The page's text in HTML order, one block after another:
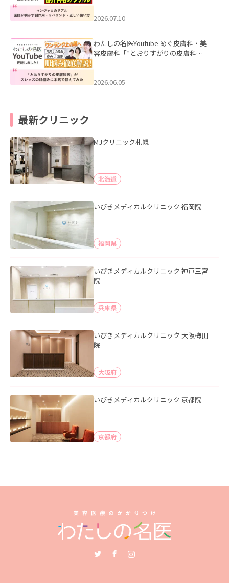
た。
2026.07.10
わたしの名医Youtube めぐ皮膚科・美
容皮膚科「”とおりすがりの皮膚科
2026.06.05
最新クリニック
MJクリニック札幌
北海道
いびきメディカルクリニック 福岡院
福岡県
いびきメディカルクリニック 神戸三宮
院
兵庫県
いびきメディカルクリニック 大阪梅田
院
大阪府
いびきメディカルクリニック 京都院
京都府